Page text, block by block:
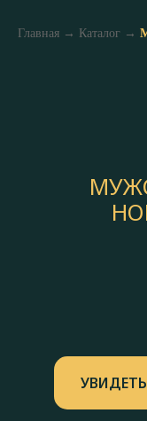
Главная → Каталог →